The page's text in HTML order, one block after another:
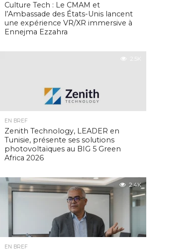
Culture Tech : Le CMAM et
l’Ambassade des États-Unis lancent
une expérience VR/XR immersive à
Ennejma Ezzahra
2.5K
EN BREF
Zenith Technology, LEADER en
Tunisie, présente ses solutions
photovoltaïques au BIG 5 Green
Africa 2026
2.4K
EN BREF